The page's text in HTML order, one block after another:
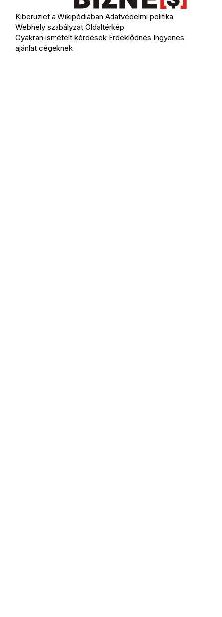
Kiberüzlet a Wikipédiában Adatvédelmi politika
Webhely szabályzat Oldaltérkép
Gyakran ismételt kérdések Érdeklődnés Ingyenes
ajánlat cégeknek